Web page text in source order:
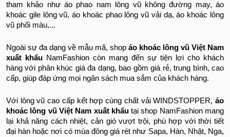
tham khảo như áo phao nam lông vũ không đường may, áo
khoác gile lông vũ, áo khoác phao lông vũ vải dạ, áo khoác lông
vũ phối màu,...
Ngoài sự đa dạng về mẫu mã, shop áo khoác lông vũ Việt Nam
xuất khẩu NamFashion còn mang đến sự tiện lợi cho khách
hàng với phân khúc giá đa dạng, bao gồm giá rẻ, trung bình, cao
cấp, giúp đáp ứng mọi ngân sách mua sắm của khách hàng.
Với lông vũ cao cấp kết hợp cùng chất vải WINDSTOPPER, áo
khoác lông vũ Việt Nam xuất khẩutại shop NamFashion mang
lại khả năng cách nhiệt, cản gió vượt trội, phù hợp với thời tiết
đại hàn hoặc nơi có mùa đông giá rét như Sapa, Hàn, Nhật, Nga,